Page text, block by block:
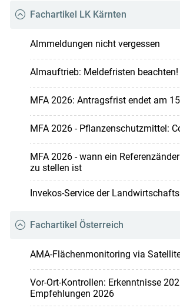
Fachartikel LK Kärnten
Almmeldungen nicht vergessen
Almauftrieb: Meldefristen beachten!
MFA 2026: Antragsfrist endet am
MFA 2026 - Pflanzenschutzmittel:
MFA 2026 - wann ein
zu stellen ist
Invekos-Service der
Fachartikel Österreich
AMA-Flächenmonitoring via
Vor-Ort-Kontrollen: Erkenntnisse
Empfehlungen 2026